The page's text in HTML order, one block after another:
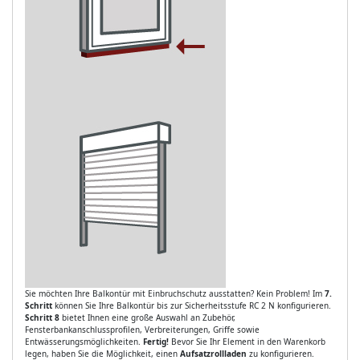
Sie möchten Ihre Balkontür mit Einbruchschutz ausstatten? Kein Problem! Im 7.
Schritt können Sie Ihre Balkontür bis zur Sicherheitsstufe RC 2 N konfigurieren.
Schritt 8 bietet Ihnen eine große Auswahl an Zubehör,
Fensterbankanschlussprofilen, Verbreiterungen, Griffe sowie
Entwässerungsmöglichkeiten. Fertig! Bevor Sie Ihr Element in den Warenkorb
legen, haben Sie die Möglichkeit, einen Aufsatzrollladen zu konfigurieren.